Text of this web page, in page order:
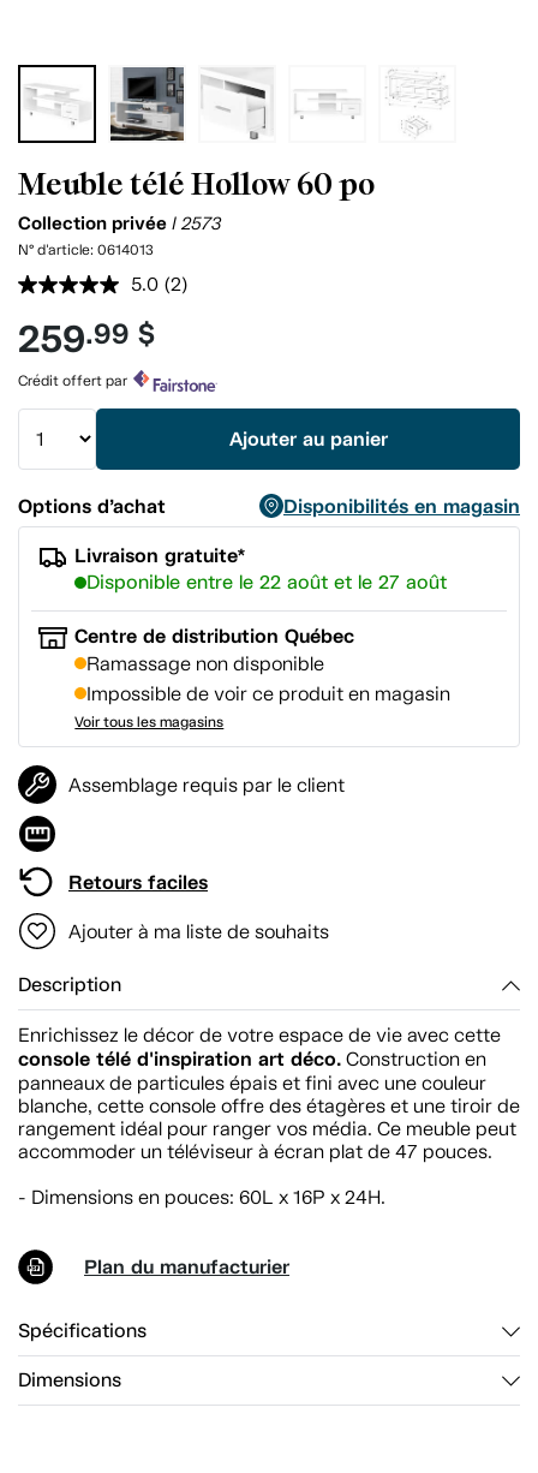
Meuble télé Hollow 60 po
Collection privée I 2573
N° d'article: 0614013
5.0 Lire
vers
la
(2)
259.99 $
Crédit offert par
Ajouter au panier
Options d’achat
Disponibilités en magasin
Livraison gratuite*
Disponible entre le 22 août et le 27 août
Centre de distribution Québec
Ramassage non disponible
Impossible de voir ce produit en magasin
Voir tous les magasins
Assemblage requis par le client
Retours faciles
Ajouter à ma liste de souhaits
Description
Enrichissez le décor de votre espace de vie avec cette
console télé d'inspiration art déco. Construction en
panneaux de particules épais et fini avec une couleur
blanche, cette console offre des étagères et une tiroir de
rangement idéal pour ranger vos média. Ce meuble peut
accommoder un téléviseur à écran plat de 47 pouces.
- Dimensions en pouces: 60L x 16P x 24H.
Plan du manufacturier
Spécifications
Dimensions